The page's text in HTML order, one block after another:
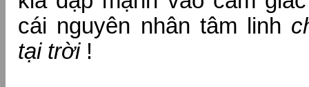
cái nguyên nhân tâm linh
tại trời!